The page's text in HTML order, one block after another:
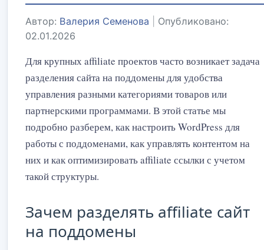
Автор: Валерия Семенова
Опубликовано:
02.01.2026
Для крупных affiliate проектов часто возникает задача
разделения сайта на поддомены для удобства
управления разными категориями товаров или
партнерскими программами. В этой статье мы
подробно разберем, как настроить WordPress для
работы с поддоменами, как управлять контентом на
них и как оптимизировать affiliate ссылки с учетом
такой структуры.
Зачем разделять affiliate сайт
на поддомены